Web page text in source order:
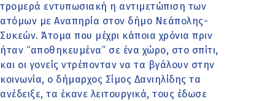
τρομερά εντυπωσιακή η αντιμετώπιση των
ατόμων με Αναπηρία στον δήμο Νεάπολης-
Συκεών. Άτομα που μέχρι κάποια χρόνια πριν
ήταν ‘‘αποθηκευμένα’’ σε ένα χώρο, στο σπίτι,
και οι γονείς ντρέπονταν να τα βγάλουν στην
κοινωνία, ο δήμαρχος Σίμος Δανιηλίδης τα
ανέδειξε, τα έκανε λειτουργικά, τους έδωσε